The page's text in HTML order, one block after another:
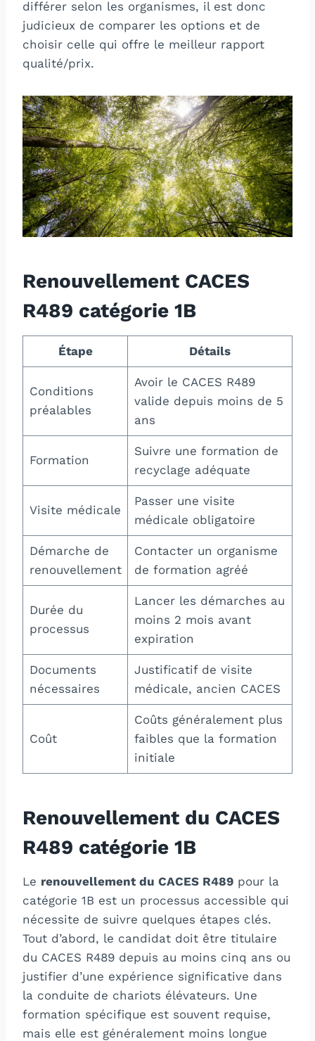
différer selon les organismes, il est donc
judicieux de comparer les options et de
choisir celle qui offre le meilleur rapport
qualité/prix.
Renouvellement CACES
R489 catégorie 1B
Étape Détails
Conditions
préalables
Avoir le CACES R489
valide depuis moins de 5
ans
Formation
Suivre une formation de
recyclage adéquate
Visite médicale
Passer une visite
médicale obligatoire
Démarche de
renouvellement
Contacter un organisme
de formation agréé
Durée du
processus
Lancer les démarches au
moins 2 mois avant
expiration
Documents
nécessaires
Justificatif de visite
médicale, ancien CACES
Coût
Coûts généralement plus
faibles que la formation
initiale
Renouvellement du CACES
R489 catégorie 1B
Le renouvellement du CACES R489 pour la
catégorie 1B est un processus accessible qui
nécessite de suivre quelques étapes clés.
Tout d’abord, le candidat doit être titulaire
du CACES R489 depuis au moins cinq ans ou
justifier d’une expérience significative dans
la conduite de chariots élévateurs. Une
formation spécifique est souvent requise,
mais elle est généralement moins longue